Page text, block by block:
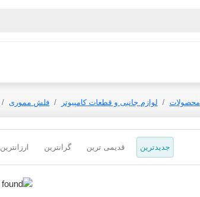
محصولات لوازم جانبی و قطعات کامپیوتر فلش مموری
جدیدترین قدیمی ترین گرانترین ارزانترین